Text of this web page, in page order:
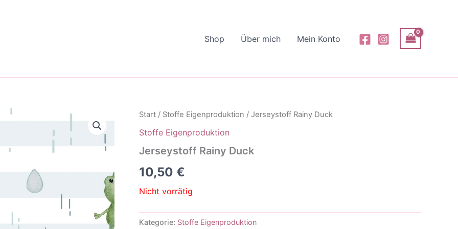
Shop Über mich Mein Konto
Start / Stoffe Eigenproduktion / Jerseystoff Rainy Duck
Stoffe Eigenproduktion
Jerseystoff Rainy Duck
10,50 €
Nicht vorrätig
Kategorie: Stoffe Eigenproduktion